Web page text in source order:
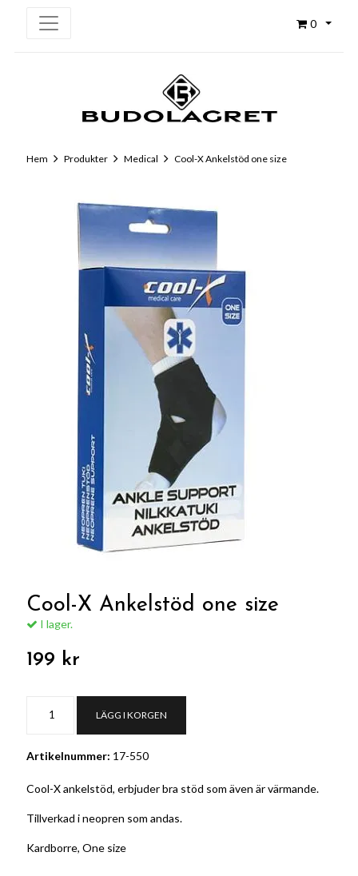
0
Hem Produkter Medical Cool-X Ankelstöd one size
Cool-X Ankelstöd one size
I lager.
199 kr
LÄGG I KORGEN
Artikelnummer: 17-550
Cool-X ankelstöd, erbjuder bra stöd som även är värmande.
Tillverkad i neopren som andas.
Kardborre, One size